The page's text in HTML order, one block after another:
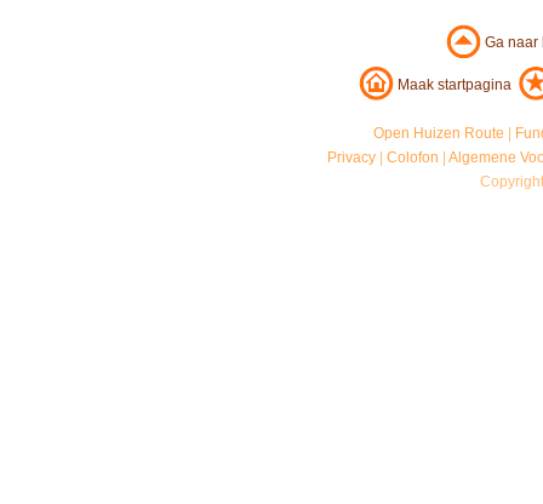
Ga
Maak startpagina
Open Huizen Route
Privacy |Colofon |Algemene